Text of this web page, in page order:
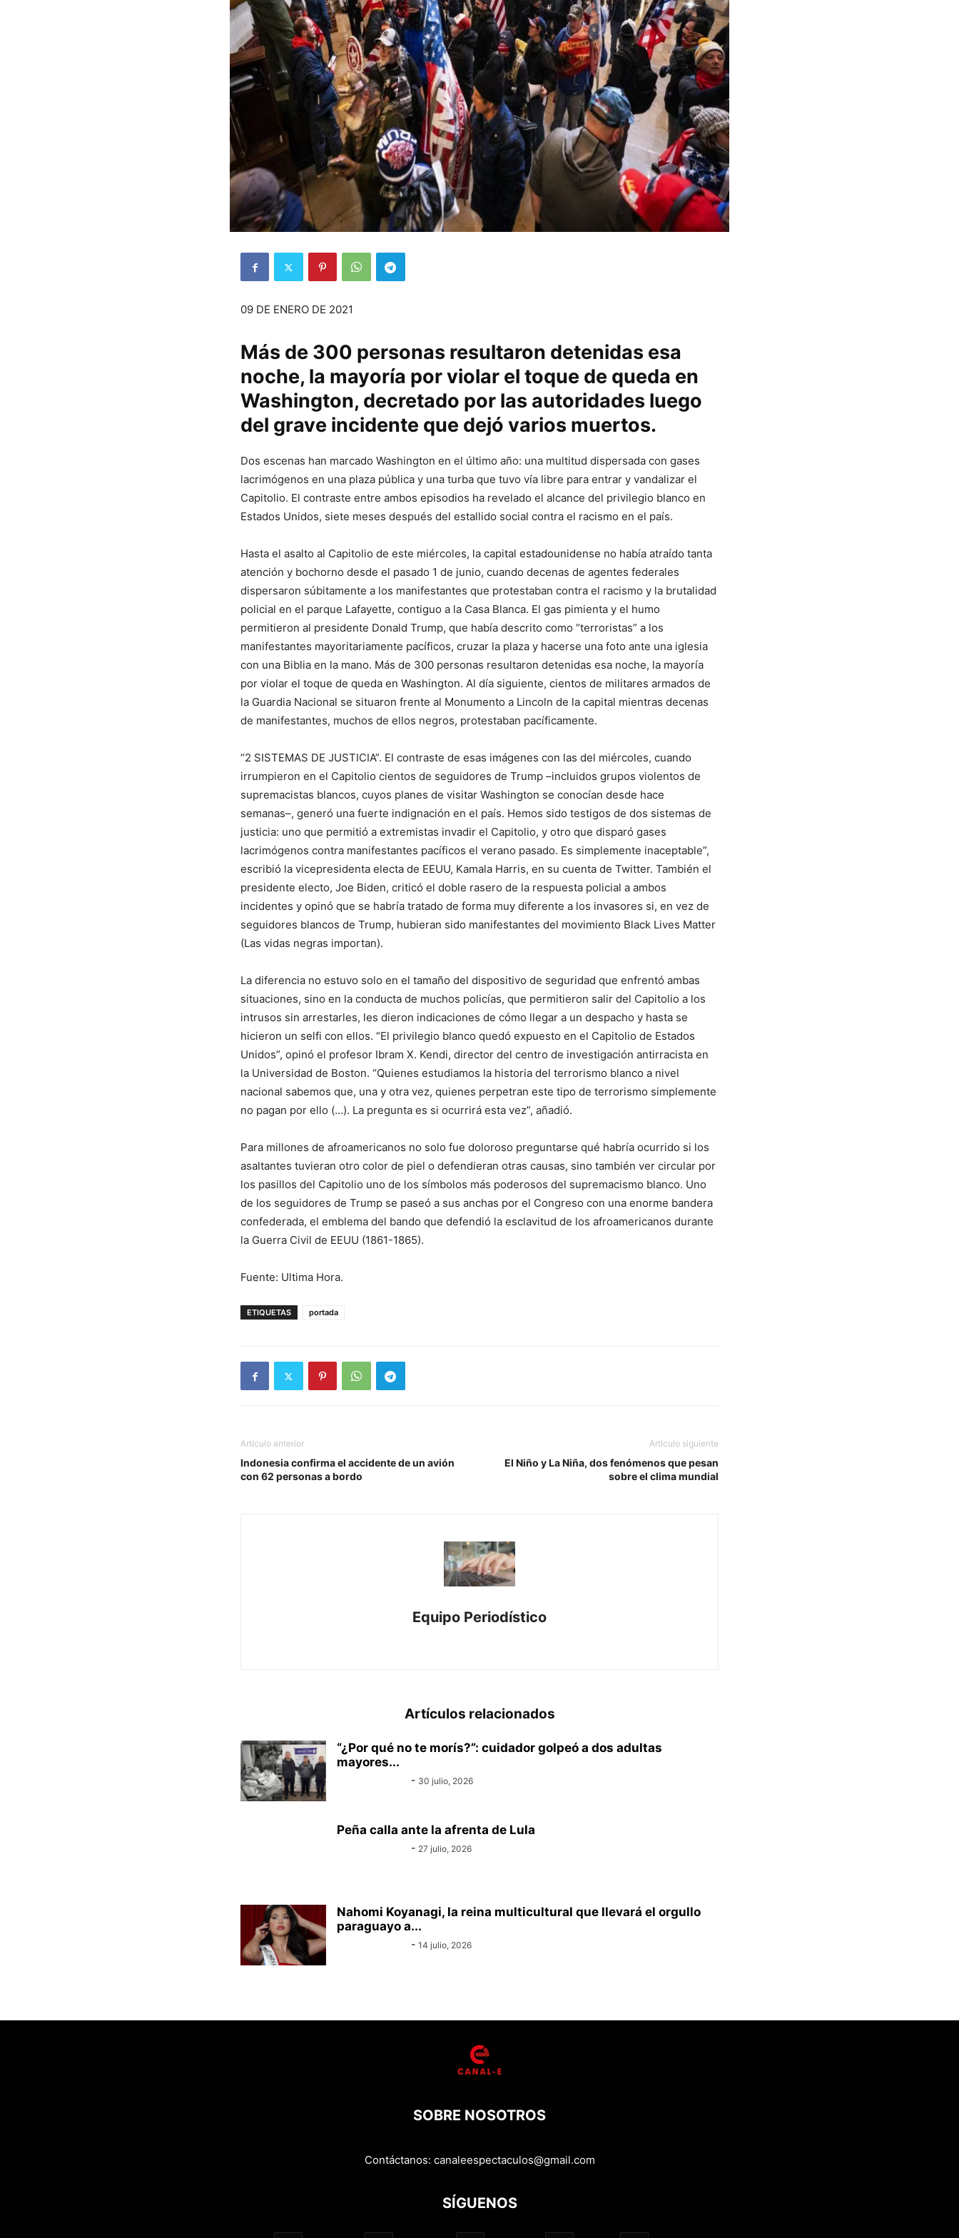
09 DE ENERO DE 2021
Más de 300 personas resultaron detenidas esa
noche, la mayoría por violar el toque de queda en
Washington, decretado por las autoridades luego
del grave incidente que dejó varios muertos.
Dos escenas han marcado Washington en el último año: una multitud dispersada con gases
lacrimógenos en una plaza pública y una turba que tuvo vía libre para entrar y vandalizar el
Capitolio. El contraste entre ambos episodios ha revelado el alcance del privilegio blanco en
Estados Unidos, siete meses después del estallido social contra el racismo en el país.
Hasta el asalto al Capitolio de este miércoles, la capital estadounidense no había atraído tanta
atención y bochorno desde el pasado 1 de junio, cuando decenas de agentes federales
dispersaron súbitamente a los manifestantes que protestaban contra el racismo y la brutalidad
policial en el parque Lafayette, contiguo a la Casa Blanca. El gas pimienta y el humo
permitieron al presidente Donald Trump, que había descrito como “terroristas” a los
manifestantes mayoritariamente pacíficos, cruzar la plaza y hacerse una foto ante una iglesia
con una Biblia en la mano. Más de 300 personas resultaron detenidas esa noche, la mayoría
por violar el toque de queda en Washington. Al día siguiente, cientos de militares armados de
la Guardia Nacional se situaron frente al Monumento a Lincoln de la capital mientras decenas
de manifestantes, muchos de ellos negros, protestaban pacíficamente.
“2 SISTEMAS DE JUSTICIA”. El contraste de esas imágenes con las del miércoles, cuando
irrumpieron en el Capitolio cientos de seguidores de Trump –incluidos grupos violentos de
supremacistas blancos, cuyos planes de visitar Washington se conocían desde hace
semanas–, generó una fuerte indignación en el país. Hemos sido testigos de dos sistemas de
justicia: uno que permitió a extremistas invadir el Capitolio, y otro que disparó gases
lacrimógenos contra manifestantes pacíficos el verano pasado. Es simplemente inaceptable”,
escribió la vicepresidenta electa de EEUU, Kamala Harris, en su cuenta de Twitter. También el
presidente electo, Joe Biden, criticó el doble rasero de la respuesta policial a ambos
incidentes y opinó que se habría tratado de forma muy diferente a los invasores si, en vez de
seguidores blancos de Trump, hubieran sido manifestantes del movimiento Black Lives Matter
(Las vidas negras importan).
La diferencia no estuvo solo en el tamaño del dispositivo de seguridad que enfrentó ambas
situaciones, sino en la conducta de muchos policías, que permitieron salir del Capitolio a los
intrusos sin arrestarles, les dieron indicaciones de cómo llegar a un despacho y hasta se
hicieron un selfi con ellos. “El privilegio blanco quedó expuesto en el Capitolio de Estados
Unidos”, opinó el profesor Ibram X. Kendi, director del centro de investigación antirracista en
la Universidad de Boston. “Quienes estudiamos la historia del terrorismo blanco a nivel
nacional sabemos que, una y otra vez, quienes perpetran este tipo de terrorismo simplemente
no pagan por ello (…). La pregunta es si ocurrirá esta vez”, añadió.
Para millones de afroamericanos no solo fue doloroso preguntarse qué habría ocurrido si los
asaltantes tuvieran otro color de piel o defendieran otras causas, sino también ver circular por
los pasillos del Capitolio uno de los símbolos más poderosos del supremacismo blanco. Uno
de los seguidores de Trump se paseó a sus anchas por el Congreso con una enorme bandera
confederada, el emblema del bando que defendió la esclavitud de los afroamericanos durante
la Guerra Civil de EEUU (1861-1865).
Fuente: Ultima Hora.
ETIQUETAS portada
Artículo anterior
Indonesia confirma el accidente de un avión
con 62 personas a bordo
Artículo siguiente
El Niño y La Niña, dos fenómenos que pesan
sobre el clima mundial
Equipo Periodístico
Artículos relacionados
“¿Por qué no te morís?”: cuidador golpeó a dos adultas
mayores...
- 30 julio, 2026
Peña calla ante la afrenta de Lula
- 27 julio, 2026
Nahomi Koyanagi, la reina multicultural que llevará el orgullo
paraguayo a...
- 14 julio, 2026
SOBRE NOSOTROS
Contáctanos: canaleespectaculos@gmail.com
SÍGUENOS